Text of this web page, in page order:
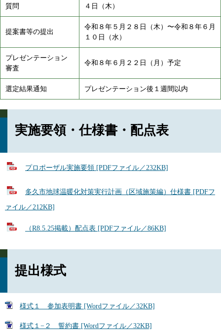
質問
４日（木）
提案書等の提出
令和８年５月２８日（木）〜令和８年６月
１０日（水）
プレゼンテーション
審査
令和８年６月２２日（月）予定
選定結果通知 プレゼンテーション後１週間以内
実施要領・仕様書・配点表
プロポーザル実施要領 [PDFファイル／232KB]
多久市地球温暖化対策実行計画（区域施策編）仕様書 [PDFフ
ァイル／212KB]
（R8.5.25掲載）配点表 [PDFファイル／86KB]
提出様式
様式１ 参加表明書 [Wordファイル／32KB]
様式１−２ 誓約書 [Wordファイル／32KB]